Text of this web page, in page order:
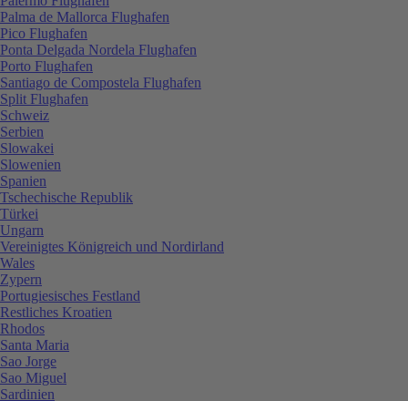
Palma de Mallorca Flughafen
Pico Flughafen
Ponta Delgada Nordela Flughafen
Porto Flughafen
Santiago de Compostela Flughafen
Split Flughafen
Schweiz
Serbien
Slowakei
Slowenien
Spanien
Tschechische Republik
Türkei
Ungarn
Vereinigtes Königreich und Nordirland
Wales
Zypern
Portugiesisches Festland
Restliches Kroatien
Rhodos
Santa Maria
Sao Jorge
Sao Miguel
Sardinien